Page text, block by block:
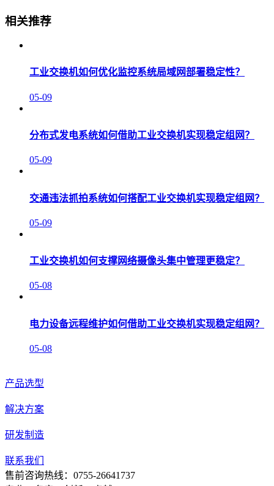
相关推荐
工业交换机如何优化监控系统局域网部署稳定性？
05-09
分布式发电系统如何借助工业交换机实现稳定组网？
05-09
交通违法抓拍系统如何搭配工业交换机实现稳定组网？
05-09
工业交换机如何支撑网络摄像头集中管理更稳定？
05-08
电力设备远程维护如何借助工业交换机实现稳定组网？
05-08
产品选型
解决方案
研发制造
联系我们
售前咨询热线：0755-26641737